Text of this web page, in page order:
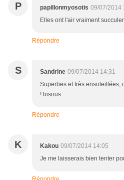
P papillonmyosotis 09/07/2014
Elles ont l'air vraiment
Répondre
S Sandrine 09/07/2014 14:31
Superbes et très ensoleillées,
! bisous
Répondre
K Kakou 09/07/2014 14:05
Je me laisserais bien tenter